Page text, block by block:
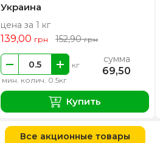
Украина
цена за 1 кг
139,00 грн 152,90грн
мин. колич. 0.5кг
кг сумма
69,50
Купить
Все акционные товары